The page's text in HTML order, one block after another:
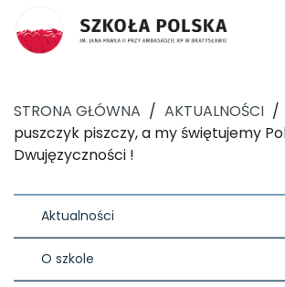
STRONA GŁÓWNA / AKTUALNOŚCI /
puszczyk piszczy, a my świętujemy
Dwujęzyczności !
Aktualności
O szkole